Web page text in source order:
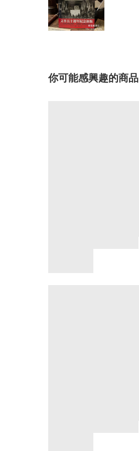
你可能感興趣的商品